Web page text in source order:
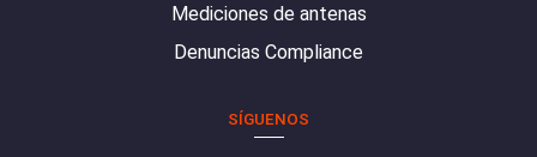
Mediciones de antenas
Denuncias Compliance
SÍGUENOS